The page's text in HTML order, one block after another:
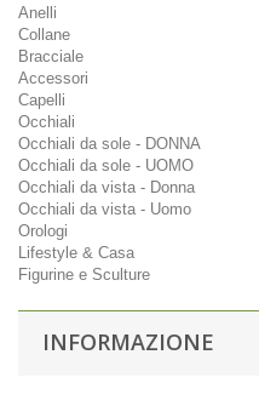
Anelli
Collane
Bracciale
Accessori
Capelli
Occhiali
Occhiali da sole - DONNA
Occhiali da sole - UOMO
Occhiali da vista - Donna
Occhiali da vista - Uomo
Orologi
Lifestyle & Casa
Figurine e Sculture
INFORMAZIONE